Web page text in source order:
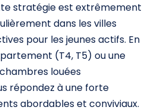
stratégie est extrêmement
dans les villes
pour les jeunes actifs. En
(T4, T5) ou une
louées
répondez à une forte
abordables et conviviaux.